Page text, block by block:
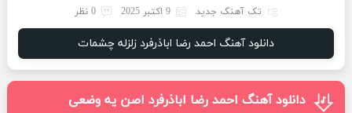
تک آهنگ جدید 9 اکتبر 2025 0 نظر
دانلود آهنگ احمد رضا اباذرفرد زلزله چشمات
دانلود آهنگ احمد رضا اباذرفرد اصن یه وضعی